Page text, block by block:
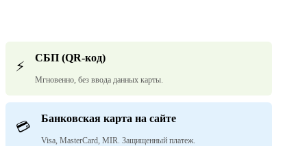
⚡
СБП (QR-код)
Мгновенно, без ввода данных карты.
💳
Банковская карта на сайте
Visa, MasterCard, MIR. Защищенный платеж.